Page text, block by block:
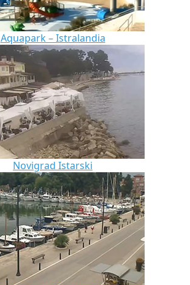
Aquapark – Istralandia
Novigrad Istarski